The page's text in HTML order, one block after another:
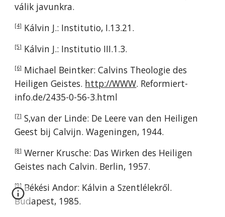
válik javunkra.
[4]Kálvin J.: Institutio, I.13.21.
[5]Kálvin J.: Institutio III.1.3.
[6]Michael Beintker: Calvins Theologie des
Heiligen Geistes. http://WWW. Reformiert-
info.de/2435-0-56-3.html
[7]S,van der Linde: De Leere van den Heiligen
Geest bij Calvijn. Wageningen, 1944.
[8]Werner Krusche: Das Wirken des Heiligen
Geistes nach Calvin. Berlin, 1957.
[9]Békési Andor: Kálvin a Szentlélekről.
Budapest, 1985.